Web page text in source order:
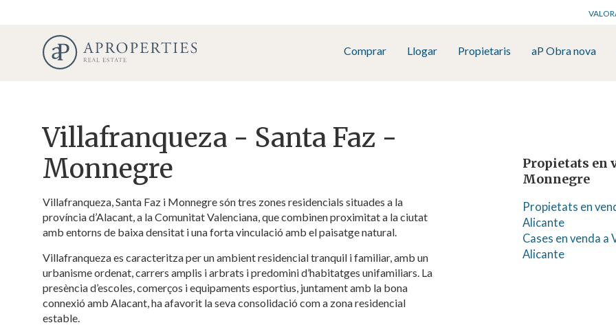
Comprar Llogar Propietaris aP Obra nova
Villafranqueza - Santa Faz -
Monnegre
Villafranqueza, Santa Faz i Monnegre són tres zones residencials situades a la
província d’Alacant, a la Comunitat Valenciana, que combinen proximitat a la ciutat
amb entorns de baixa densitat i una forta vinculació amb el paisatge natural.
Villafranqueza es caracteritza per un ambient residencial tranquil i familiar, amb un
urbanisme ordenat, carrers amplis i arbrats i predomini d’habitatges unifamiliars. La
presència d’escoles, comerços i equipaments esportius, juntament amb la bona
connexió amb Alacant, ha afavorit la seva consolidació com a zona residencial
estable.
Propietats en
Monnegre
Propietats en
Alicante
Cases en venda
Alicante
Modificar cookies